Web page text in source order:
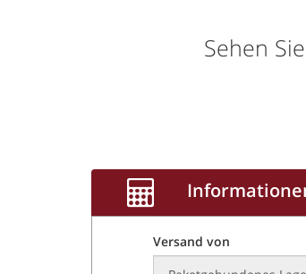
Sehen
Versand von